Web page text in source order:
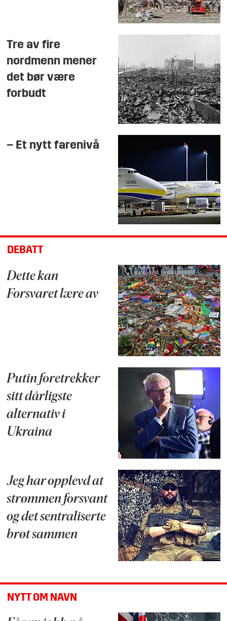
Tre av fire
nordmenn mener
det bør være
forbudt
– Et nytt farenivå
DEBATT
Dette kan
Forsvaret lære av
Putin foretrekker
sitt dårligste
alternativ i
Ukraina
Jeg har opplevd at
strømmen forsvant
og det sentraliserte
brøt sammen
NYTT OM NAVN